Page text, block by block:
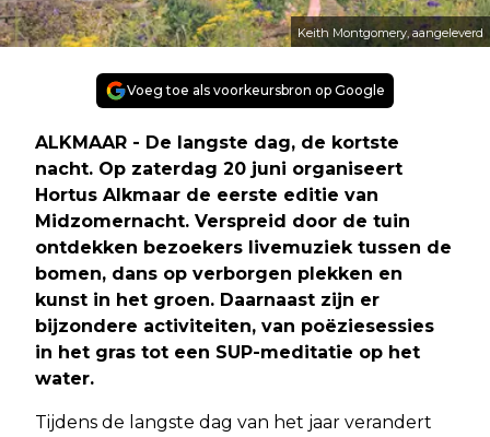
Keith Montgomery, aangeleverd
Voeg toe als voorkeursbron op Google
ALKMAAR - De langste dag, de kortste
nacht. Op zaterdag 20 juni organiseert
Hortus Alkmaar de eerste editie van
Midzomernacht. Verspreid door de tuin
ontdekken bezoekers livemuziek tussen de
bomen, dans op verborgen plekken en
kunst in het groen. Daarnaast zijn er
bijzondere activiteiten, van poëziesessies
in het gras tot een SUP-meditatie op het
water.
Tijdens de langste dag van het jaar verandert